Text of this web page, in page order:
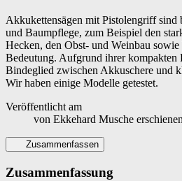
Akkukettensägen mit Pistolengriff sind
und Baumpflege, zum Beispiel den
Hecken, den Obst- und Weinbau
Bedeutung. Aufgrund ihrer kompakten
Bindeglied zwischen Akkuschere und
Wir haben einige Modelle getestet.
Veröffentlicht am
von Ekkehard Musche
Zusammenfassen
Zusammenfassung